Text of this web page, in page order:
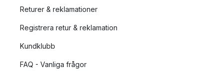
Returer & reklamationer
Registrera retur & reklamation
Kundklubb
FAQ - Vanliga frågor